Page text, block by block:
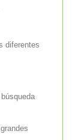
diferentes